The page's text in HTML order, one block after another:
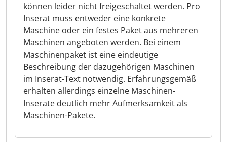
können leider nicht freigeschaltet werden. Pro
Inserat muss entweder eine konkrete
Maschine oder ein festes Paket aus mehreren
Maschinen angeboten werden. Bei einem
Maschinenpaket ist eine eindeutige
Beschreibung der dazugehörigen Maschinen
im Inserat-Text notwendig. Erfahrungsgemäß
erhalten allerdings einzelne Maschinen-
Inserate deutlich mehr Aufmerksamkeit als
Maschinen-Pakete.